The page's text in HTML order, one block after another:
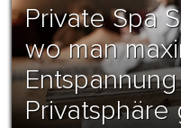
Private Spa
wo man